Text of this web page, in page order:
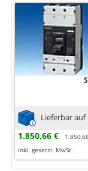
Lieferbar
1.850,66 €
inkl. gesetzl. MwSt.